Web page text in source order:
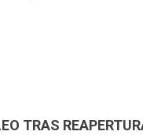
TRAS